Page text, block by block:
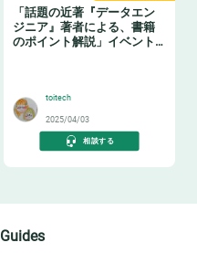
「話題の近著『データエン
ジニア』著者による、書籍
のポイント解説」イベント
toitech
2025/04/03
相談する
Guides